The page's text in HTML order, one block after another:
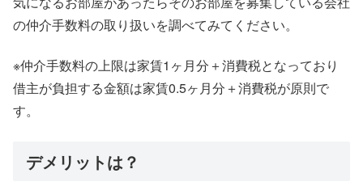
の仲介手数料の取り扱いを調べてみてください。
※仲介手数料の上限は家賃1ヶ月分＋消費税となっており
借主が負担する金額は家賃0.5ヶ月分＋消費税が原則で
す。
デメリットは？